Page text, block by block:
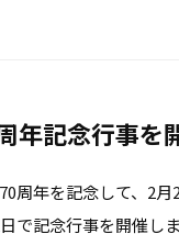
年記念行事を
周年を記念して、2月
で記念行事を開催しま